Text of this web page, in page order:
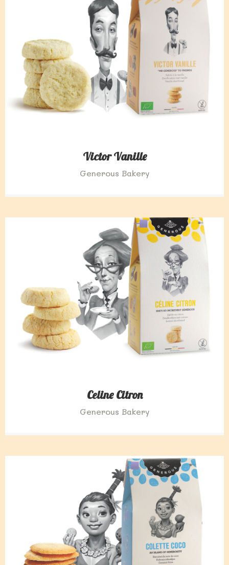
Victor Vanille
Generous Bakery
Celine Citron
Generous Bakery